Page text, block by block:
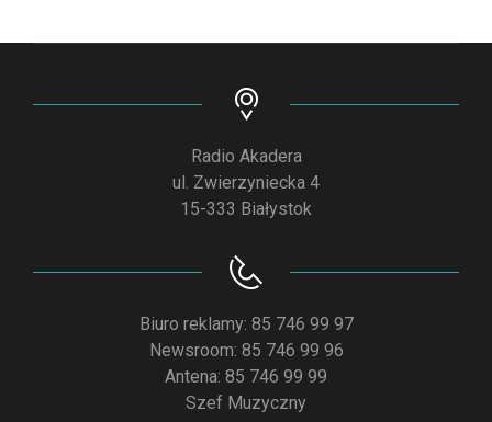
Radio Akadera
ul. Zwierzyniecka 4
15-333 Białystok
Biuro reklamy: 85 746 99 97
Newsroom: 85 746 99 96
Antena: 85 746 99 99
Szef Muzyczny